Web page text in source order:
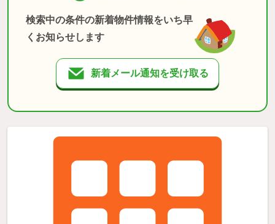
検索中の条件の新着物件情報をいち早
くお知らせします
新着メール通知を受け取る